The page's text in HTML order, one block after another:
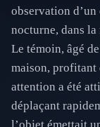
observation
nocturne, dans
Le témoin, âgé
maison, profitant
attention a été
déplaçant